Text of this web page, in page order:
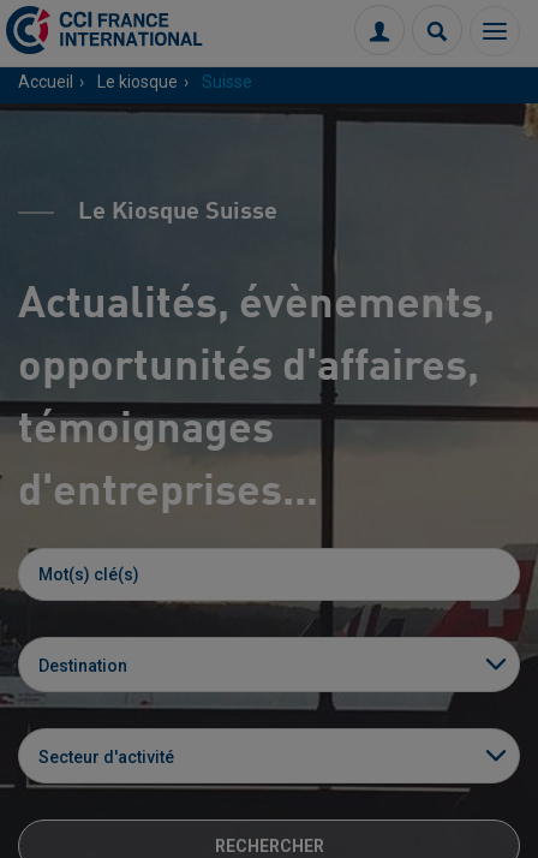
Menu
Connexion
Accueil Le kiosque Suisse
Le Kiosque Suisse
Actualités, évènements,
opportunités d'affaires,
témoignages
d'entreprises...
Destination
Secteur d'activité
RECHERCHER